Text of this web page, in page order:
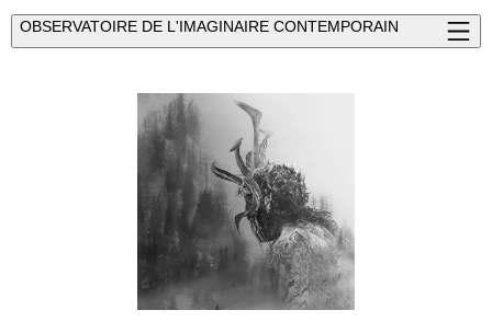
OBSERVATOIRE DE L'IMAGINAIRE CONTEMPORAIN